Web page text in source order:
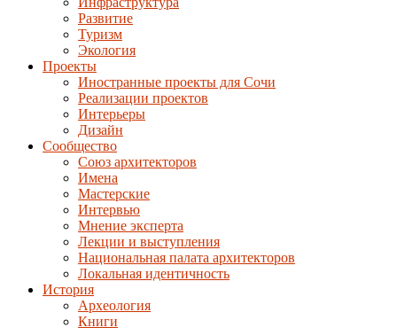
Развитие
Туризм
Экология
Проекты
Иностранные проекты для Сочи
Реализации проектов
Интерьеры
Дизайн
Сообщество
Союз архитекторов
Имена
Мастерские
Интервью
Мнение эксперта
Лекции и выступления
Национальная палата архитекторов
Локальная идентичность
История
Археология
Книги